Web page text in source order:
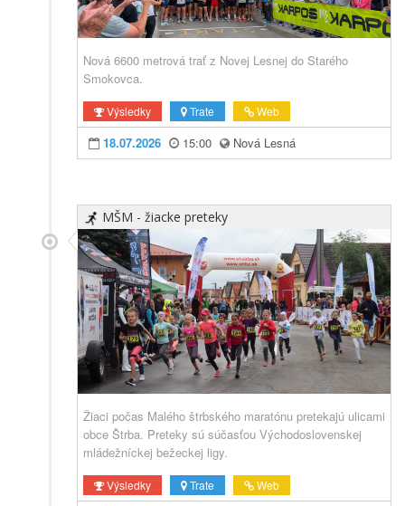
Nová 6600 metrová trať z Novej Lesnej do Starého
Smokovca.
Výsledky Trate Web
18.07.2026 15:00 Nová Lesná
MŠM - žiacke preteky
Žiaci počas Malého štrbského maratónu pretekajú ulicami
obce Štrba. Preteky sú súčasťou Východoslovenskej
mládežníckej bežeckej ligy.
Výsledky Trate Web